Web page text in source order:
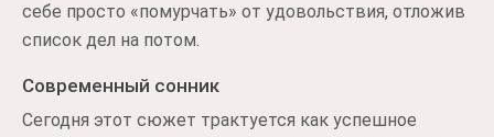
себе просто «помурчать» от удовольствия, отложив
список дел на потом.
Современный сонник
Сегодня этот сюжет трактуется как успешное